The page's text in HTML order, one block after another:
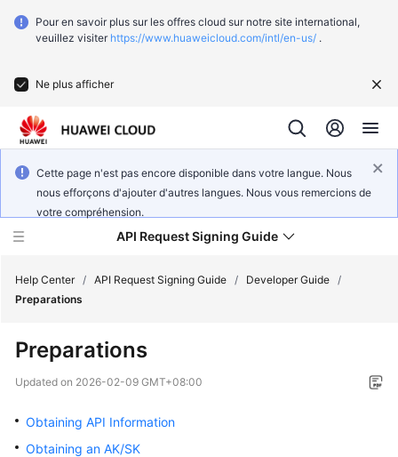
Pour en savoir plus sur les offres cloud sur notre site international,
veuillez visiter https://www.huaweicloud.com/intl/en-us/ .
Ne plus afficher
Cette page n'est pas encore disponible dans votre langue. Nous
nous efforçons d'ajouter d'autres langues. Nous vous remercions de
votre compréhension.
API Request Signing Guide
Guide
Help Center / API Request Signing Guide / Developer Guide /
Preparations
Preparations
Updated on 2026-02-09 GMT+08:00
Obtaining API Information
Obtaining an AK/SK